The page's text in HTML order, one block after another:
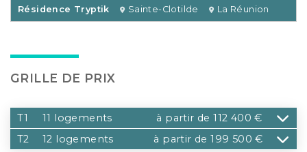
Résidence Tryptik Sainte-Clotilde La Réunion
GRILLE DE PRIX
T1 11 logements
à partir de 112 400 €
T2
12 logements à partir de 199 500 €